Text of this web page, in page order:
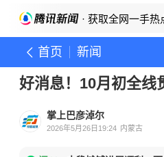
· 获取全网一手热
首页 新闻
好消息！10月初全线
掌上巴彦淖尔
2026年5月26日19:24 内蒙古